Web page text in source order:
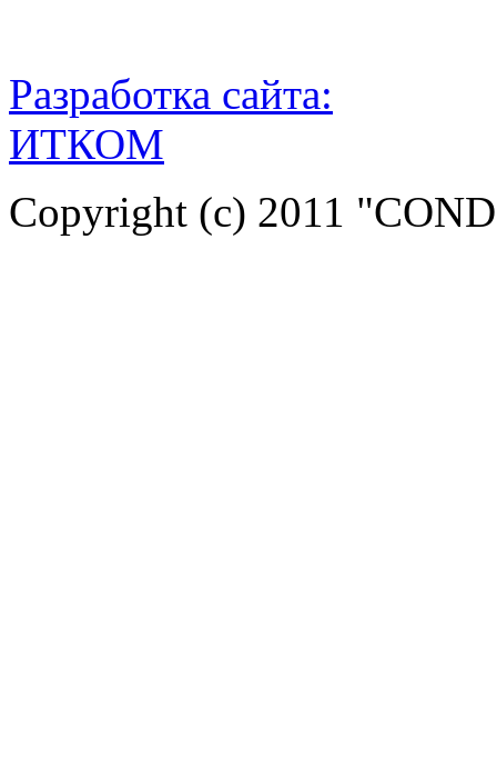
Разработка сайта:
ИТКОМ
Copyright (c) 2011